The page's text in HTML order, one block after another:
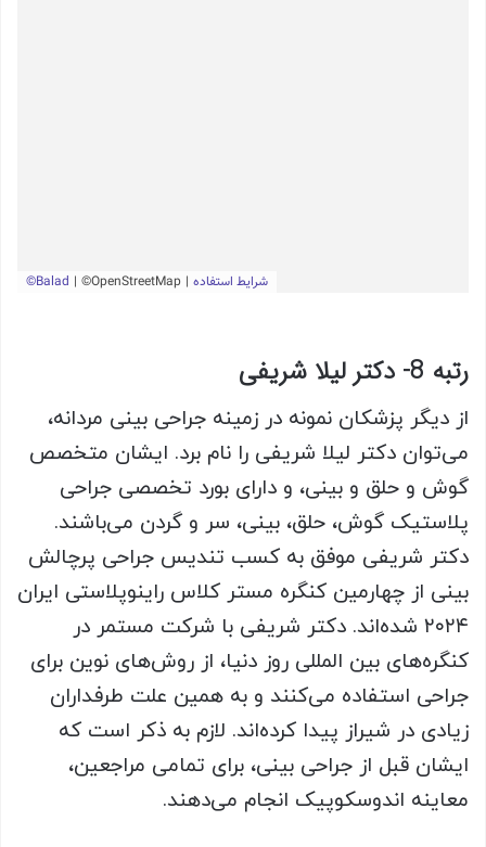
رتبه 8- دکتر لیلا شریفی
از دیگر پزشکان نمونه در زمینه جراحی بینی مردانه،
می‌توان دکتر لیلا شریفی را نام برد. ایشان متخصص
گوش و حلق و بینی، و دارای بورد تخصصی جراحی
پلاستیک گوش، حلق، بینی، سر و گردن می‌باشند.
دکتر شریفی موفق به کسب تندیس جراحی پرچالش
بینی از چهارمین کنگره مستر کلاس راینوپلاستی ایران
۲۰۲۴ شده‌اند. دکتر شریفی با شرکت مستمر در
کنگره‌های بین المللی روز دنیا، از روش‌های نوین برای
جراحی استفاده می‌کنند و به همین علت طرفداران
زیادی در شیراز پیدا کرده‌اند. لازم به ذکر است که
ایشان قبل از جراحی بینی، برای تمامی مراجعین،
معاینه اندوسکوپیک انجام می‌دهند.